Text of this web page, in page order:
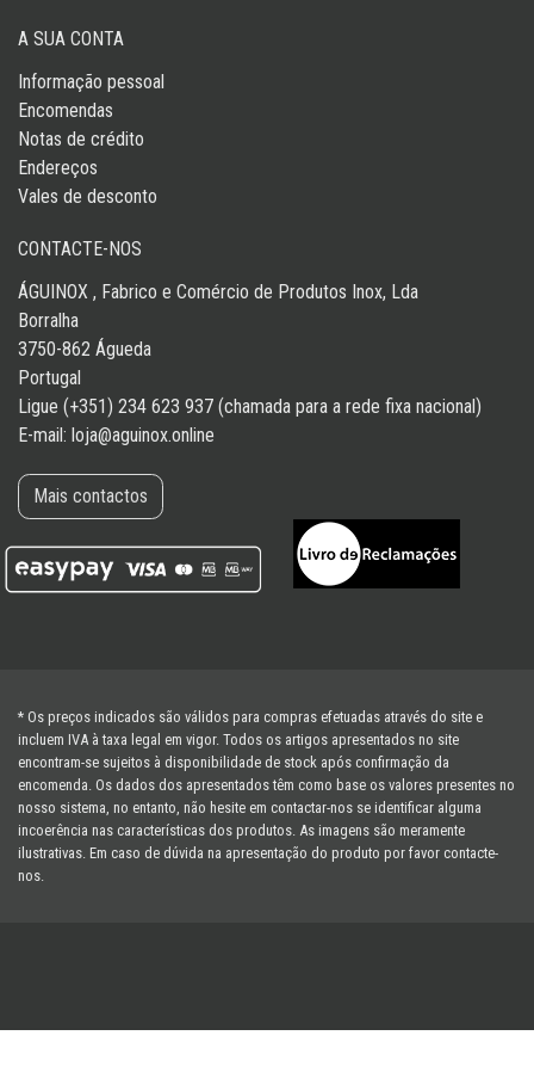
A SUA CONTA
Informação pessoal
Encomendas
Notas de crédito
Endereços
Vales de desconto
CONTACTE-NOS
ÁGUINOX , Fabrico e Comércio de Produtos Inox, Lda
Borralha
3750-862 Águeda
Portugal
Ligue (+351) 234 623 937 (chamada para a rede fixa nacional)
E-mail: loja@aguinox.online
Mais contactos
* Os preços indicados são válidos para compras efetuadas através do site e
incluem IVA à taxa legal em vigor. Todos os artigos apresentados no site
encontram-se sujeitos à disponibilidade de stock após confirmação da
encomenda. Os dados dos apresentados têm como base os valores presentes no
nosso sistema, no entanto, não hesite em contactar-nos se identificar alguma
incoerência nas características dos produtos. As imagens são meramente
ilustrativas. Em caso de dúvida na apresentação do produto por favor contacte-
nos.